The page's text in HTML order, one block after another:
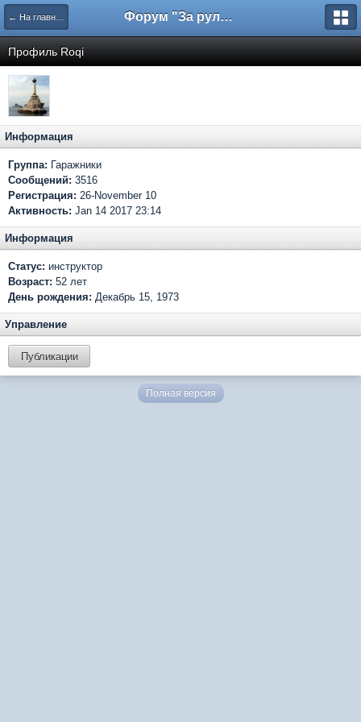
← На главную Форум "За рулем"
Профиль Roqi
Информация
Группа: Гаражники
Сообщений: 3516
Регистрация: 26-November 10
Активность: Jan 14 2017 23:14
Информация
Статус: инструктор
Возраст: 52 лет
День рождения: Декабрь 15, 1973
Управление
Публикации
Полная версия